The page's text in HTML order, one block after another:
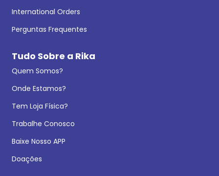
International Orders
Perguntas Frequentes
Tudo Sobre a Rika
Quem Somos?
Onde Estamos?
Tem Loja Física?
Trabalhe Conosco
Baixe Nosso APP
Doações